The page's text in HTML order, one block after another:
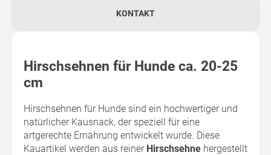
KONTAKT
Hirschsehnen für Hunde ca. 20-25
cm
Hirschsehnen für Hunde sind ein hochwertiger und
natürlicher Kausnack, der speziell für eine
artgerechte Ernährung entwickelt wurde. Diese
Kauartikel werden aus reiner Hirschsehne hergestellt